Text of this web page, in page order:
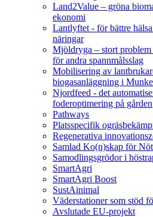
Land2Value – gröna
ekonomi
Lantlyftet - för bättre
näringar
Mjöldryga – stort
för andra spannmålsslag
Mobilisering av
biogasanläggning i
Njordfeed - det
foderoptimering på gården
Pathways
Platsspecifik
Regenerativa
Samlad Ko(n)skap för
Samodlingsgrödor i
SmartAgri
SmartAgri Boost
SustAinimal
Väderstationer som stöd
Avslutade EU-projekt